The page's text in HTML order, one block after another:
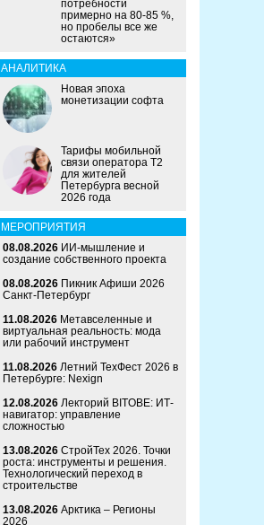
потребности
примерно на 80-85 %,
но пробелы все же
остаются»
АНАЛИТИКА
Новая эпоха
монетизации софта
Тарифы мобильной
связи оператора Т2
для жителей
Петербурга весной
2026 года
МЕРОПРИЯТИЯ
08.08.2026 ИИ-мышление и
создание собственного проекта
08.08.2026 Пикник Афиши 2026
Санкт-Петербург
11.08.2026 Метавселенные и
виртуальная реальность: мода
или рабочий инструмент
11.08.2026 Летний ТехФест 2026 в
Петербурге: Nexign
12.08.2026 Лекторий BITOBE: ИТ-
навигатор: управление
сложностью
13.08.2026 СтройТех 2026. Точки
роста: инструменты и решения.
Технологический переход в
строительстве
13.08.2026 Арктика – Регионы
2026